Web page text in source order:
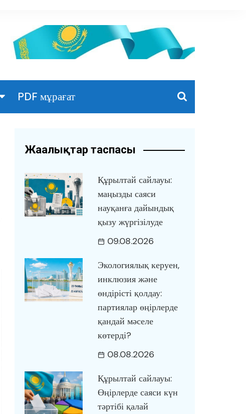
PDF мұрағат
Жаңалықтар таспасы
Құрылтай сайлауы:
маңызды саяси
науқанға дайындық
қызу жүргізілуде
09.08.2026
Экологиялық керуен,
инклюзия және
өндірісті қолдау:
партиялар өңірлерде
қандай мәселе
көтерді?
08.08.2026
Құрылтай сайлауы:
Өңірлерде саяси күн
тәртібі қалай